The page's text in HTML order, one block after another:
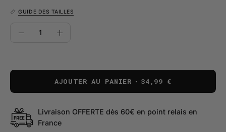
GUIDE DES TAILLES
Quantité
Diminuer
Augmenter
AJOUTER AU PANIER 34,99 €
Livraison OFFERTE dès 60€ en point relais en
France